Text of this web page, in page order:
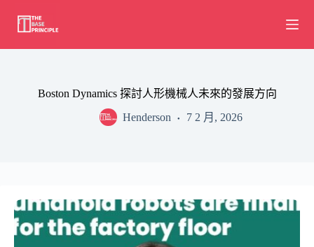
content
Boston Dynamics 探討人形機械人未來的發展方向
Henderson
7 2 月, 2026